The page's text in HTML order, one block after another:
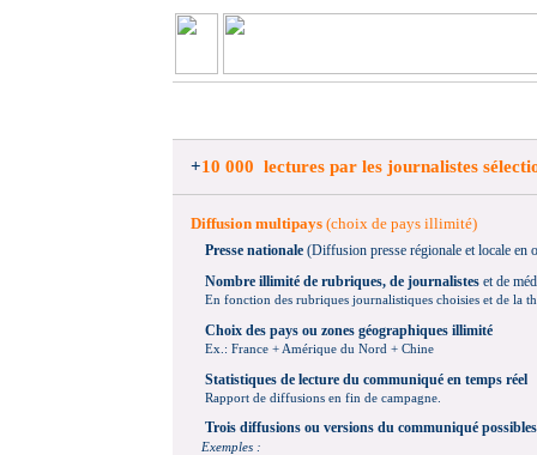
+10 000 lectures par les journalistes
Diffusion multipays (choix de pays illimité)
Presse nationale (Diffusion presse régionale et locale en
Nombre illimité de rubriques, de journalistes et de
En fonction des rubriques journalistiques choisies et de la
Choix des pays ou zones géographiques illimité
Ex.: France + Amérique du Nord + Chine
Statistiques de lecture du communiqué en temps réel
Rapport de diffusions en fin de campagne.
Trois diffusions ou versions du communiqué possibles
Exemples :